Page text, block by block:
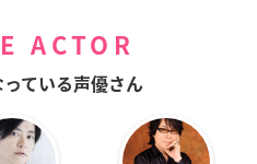
ACTOR
ている声優さん